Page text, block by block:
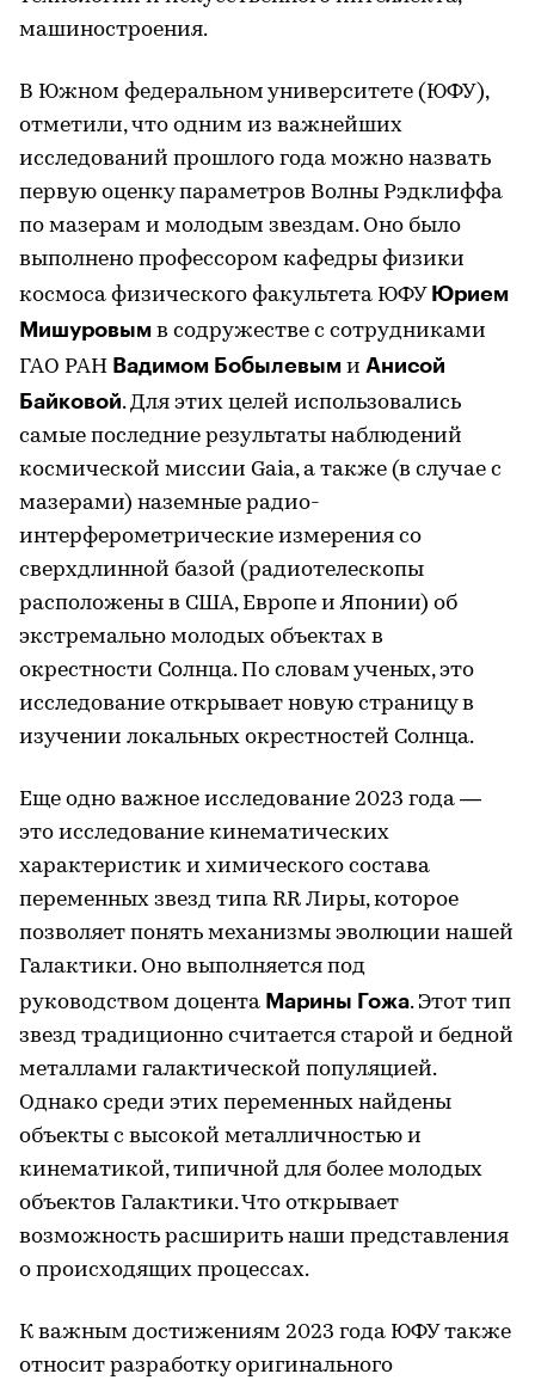
машиностроения.
В Южном федеральном университете (ЮФУ),
отметили, что одним из важнейших
исследований прошлого года можно назвать
первую оценку параметров Волны Рэдклиффа
по мазерам и молодым звездам. Оно было
выполнено профессором кафедры физики
космоса физического факультета ЮФУ Юрием
Мишуровым в содружестве с сотрудниками
ГАО РАН Вадимом Бобылевым и Анисой
Байковой. Для этих целей использовались
самые последние результаты наблюдений
космической миссии Gaia, а также (в случае с
мазерами) наземные радио-
интерферометрические измерения со
сверхдлинной базой (радиотелескопы
расположены в США, Европе и Японии) об
экстремально молодых объектах в
окрестности Солнца. По словам ученых, это
исследование открывает новую страницу в
изучении локальных окрестностей Солнца.
Еще одно важное исследование 2023 года —
это исследование кинематических
характеристик и химического состава
переменных звезд типа RR Лиры, которое
позволяет понять механизмы эволюции нашей
Галактики. Оно выполняется под
руководством доцента Марины Гожа. Этот тип
звезд традиционно считается старой и бедной
металлами галактической популяцией.
Однако среди этих переменных найдены
объекты с высокой металличностью и
кинематикой, типичной для более молодых
объектов Галактики. Что открывает
возможность расширить наши представления
о происходящих процессах.
К важным достижениям 2023 года ЮФУ также
относит разработку оригинального